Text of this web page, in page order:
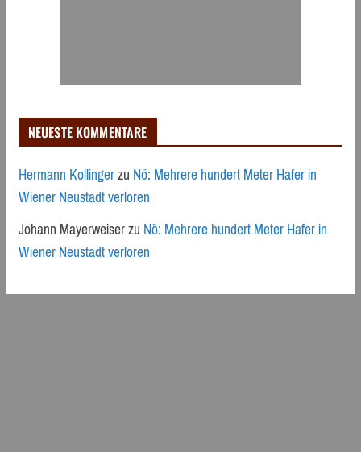
NEUESTE KOMMENTARE
Hermann KollingerzuNö: Mehrere hundert Meter Hafer in
Wiener Neustadt verloren
Johann MayerweiserzuNö: Mehrere hundert Meter Hafer in
Wiener Neustadt verloren